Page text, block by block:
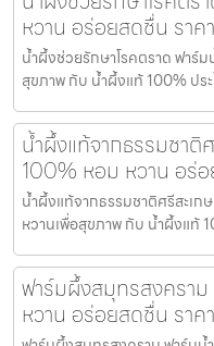
หวาน อร่อยสดชื่น ราค
น้ำผึ้งช่วยรักษาโรคตราด ฟาร์
สุขภาพ กับ น้ำผึ้งแท้ 100% ปร
น้ำผึ้งแท้จากธรรมชาติ
100% หอม หวาน อร่
น้ำผึ้งแท้จากธรรมชาติศรีสะเก
หวานเพื่อสุขภาพ กับ น้ำผึ้งแท้
ฟาร์มผึ้งสมุทรสงครา
หวาน อร่อยสดชื่น ราค